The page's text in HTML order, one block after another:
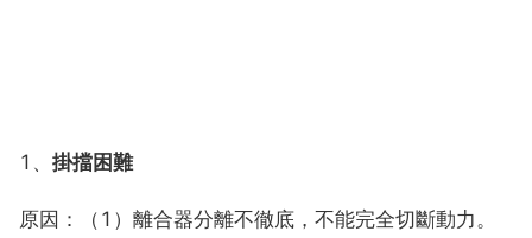
1、 掛擋困難
原因：（1）離合器分離不徹底，不能完全切斷動力。